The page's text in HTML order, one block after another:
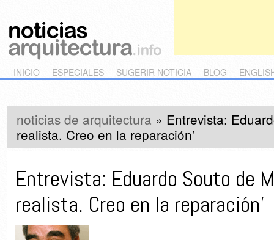
Main menu
Skip to primary content
Skip to secondary content
INICIO ESPECIALES SUGERIR NOTICIA BLOG
noticias de arquitectura » Entrevista:
realista. Creo en la reparación’
Entrevista: Eduardo Souto de
realista. Creo en la reparación’